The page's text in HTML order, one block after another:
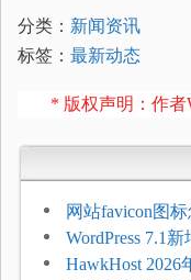
分类： 新闻资讯
标签： 最新动态
* 版权声明：作者
网站favicon图
加方法
WordPress 7.1
持REST API、
HawkHost